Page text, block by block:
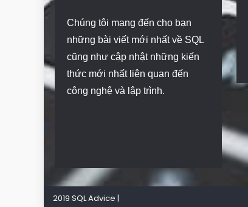
Chúng tôi mang đến cho bạn
những bài viết mới nhất về SQL
cũng như cập nhật những kiến
thức mới nhất liên quan đến
công nghệ và lập trình.
2019 SQL Advice |